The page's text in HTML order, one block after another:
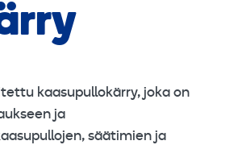
kaasupullokärry, joka on
ja
säätimien ja